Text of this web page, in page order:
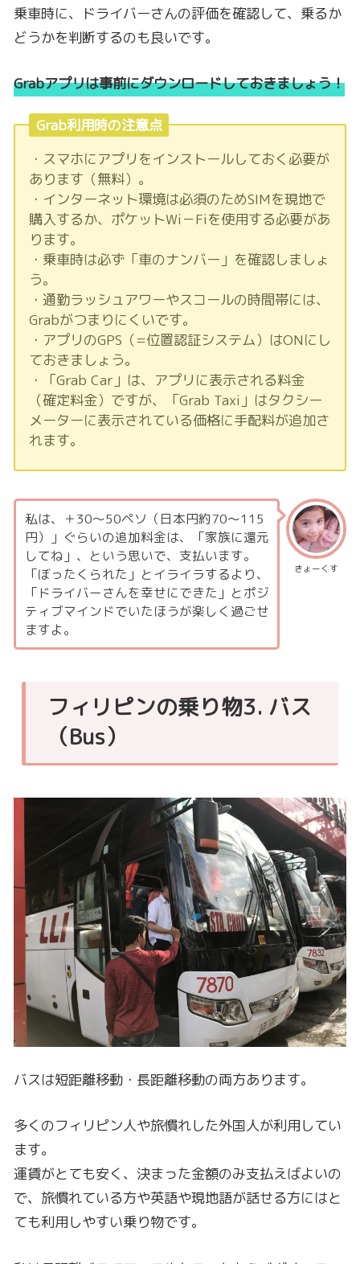
乗車時に、ドライバーさんの評価を確認して、乗るか
どうかを判断するのも良いです。
Grabアプリは事前にダウンロードしておきましょう！
Grab利用時の注意点
・スマホにアプリをインストールしておく必要が
あります（無料）。
・インターネット環境は必須のためSIMを現地で
購入するか、ポケットWi－Fiを使用する必要があ
ります。
・乗車時は必ず「車のナンバー」を確認しましょ
う。
・通勤ラッシュアワーやスコールの時間帯には、
Grabがつまりにくいです。
・アプリのGPS（=位置認証システム）はONにし
ておきましょう。
・「Grab Car」は、アプリに表示される料金
（確定料金）ですが、「Grab Taxi」はタクシー
メーターに表示されている価格に手配料が追加さ
れます。
きょーくす
私は、＋30～50ペソ（日本円約70～115
円）」ぐらいの追加料金は、「家族に還元
してね」、という思いで、支払います。
「ぼったくられた」とイライラするより、
「ドライバーさんを幸せにできた」とポジ
ティブマインドでいたほうが楽しく過ごせ
ますよ。
フィリピンの乗り物3. バス
（Bus）
バスは短距離移動・長距離移動の両方あります。
多くのフィリピン人や旅慣れした外国人が利用してい
ます。
運賃がとても安く、決まった金額のみ支払えばよいの
で、旅慣れている方や英語や現地語が話せる方にはと
ても利用しやすい乗り物です。